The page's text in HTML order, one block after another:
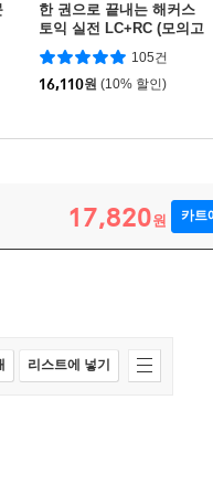
한 권으로 끝내는 해커스
토익 실전 LC+RC (모의고
사+해설집) 1
105건
16,110원 (10% 할인)
17,820원 카트
리스트에 넣기